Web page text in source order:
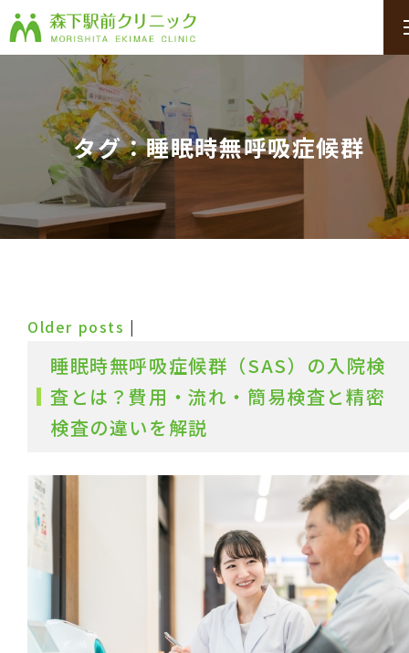
タグ：睡眠時無呼吸症候群
Older posts |
睡眠時無呼吸症候群（SAS）の入院検
査とは？費用・流れ・簡易検査と精密
検査の違いを解説